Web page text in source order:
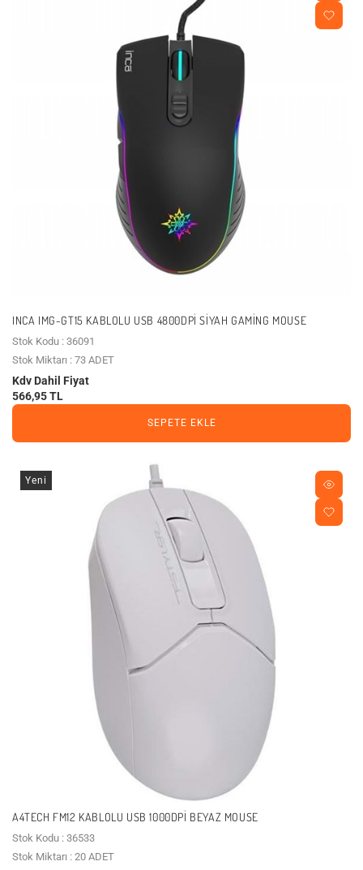
INCA IMG-GT15 KABLOLU USB 4800DPI SIYAH GAMING MOUSE
Stok Kodu : 36091
Stok Miktarı : 73 ADET
Kdv Dahil Fiyat
566,95 TL
SEPETE EKLE
Yeni
A4TECH FM12 KABLOLU USB 1000DPI BEYAZ MOUSE
Stok Kodu : 36533
Stok Miktarı : 20 ADET